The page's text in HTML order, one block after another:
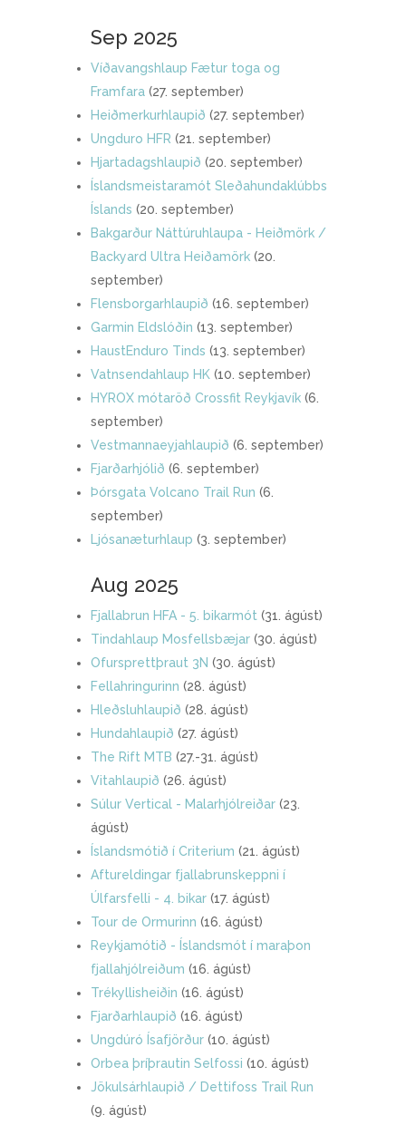
Sep 2025
Víðavangshlaup Fætur toga og
Framfara (27. september)
Heiðmerkurhlaupið (27. september)
Ungduro HFR (21. september)
Hjartadagshlaupið (20. september)
Íslandsmeistaramót Sleðahundaklúbbs
Íslands (20. september)
Bakgarður Náttúruhlaupa - Heiðmörk /
Backyard Ultra Heiðamörk (20.
september)
Flensborgarhlaupið (16. september)
Garmin Eldslóðin (13. september)
HaustEnduro Tinds (13. september)
Vatnsendahlaup HK (10. september)
HYROX mótaröð Crossfit Reykjavík (6.
september)
Vestmannaeyjahlaupið (6. september)
Fjarðarhjólið (6. september)
Þórsgata Volcano Trail Run (6.
september)
Ljósanæturhlaup (3. september)
Aug 2025
Fjallabrun HFA - 5. bikarmót (31. ágúst)
Tindahlaup Mosfellsbæjar (30. ágúst)
Ofursprettþraut 3N (30. ágúst)
Fellahringurinn (28. ágúst)
Hleðsluhlaupið (28. ágúst)
Hundahlaupið (27. ágúst)
The Rift MTB (27.-31. ágúst)
Vitahlaupið (26. ágúst)
Súlur Vertical - Malarhjólreiðar (23.
ágúst)
Íslandsmótið í Criterium (21. ágúst)
Aftureldingar fjallabrunskeppni í
Úlfarsfelli - 4. bikar (17. ágúst)
Tour de Ormurinn (16. ágúst)
Reykjamótið - Íslandsmót í maraþon
fjallahjólreiðum (16. ágúst)
Trékyllisheiðin (16. ágúst)
Fjarðarhlaupið (16. ágúst)
Ungdúró Ísafjörður (10. ágúst)
Orbea þríþrautin Selfossi (10. ágúst)
Jökulsárhlaupið / Dettifoss Trail Run
(9. ágúst)